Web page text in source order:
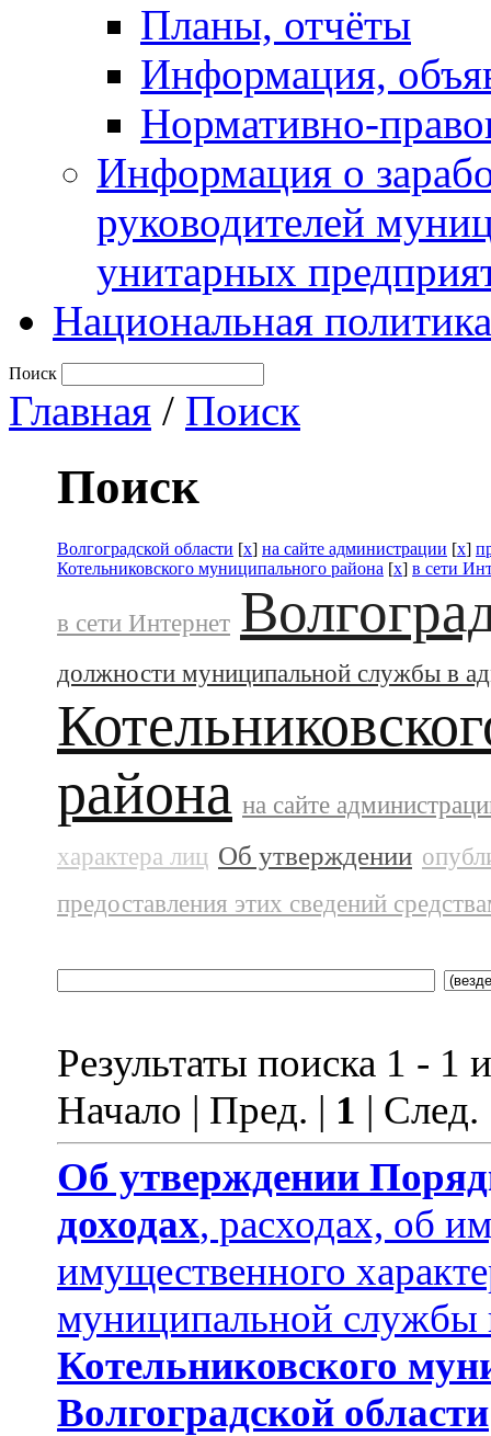
Планы, отчёты
Информация,
Нормативно-
Информация о
руководителей
унитарных
Национальная политика
Поиск
Главная / Поиск
Поиск
Волгоградской области [x] на сайте администрации [x]
Котельниковского муниципального района [x] в сети
в сети Интернет
должности муниципальной службы в
района на сайте
характера лиц Об утверждении
предоставления этих сведений
Результаты поиска 1 - 1
Начало | Пред. | 1 |
Об утверждении
доходах, расходах, об
имущественного
муниципальной службы
Котельниковского
Волгоградской области